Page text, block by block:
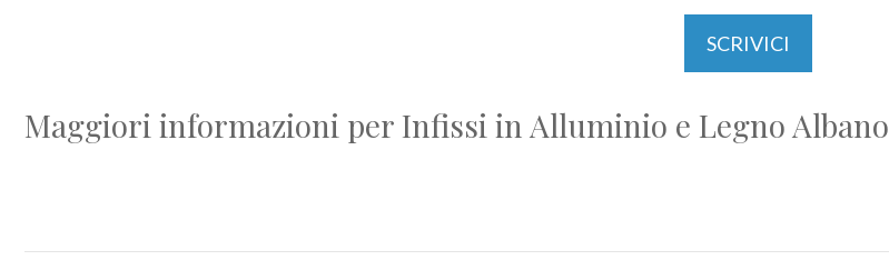
SCRIVICI
Maggiori informazioni per Infissi in Alluminio e Legno Albano